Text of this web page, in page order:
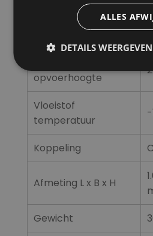
Koelmethode
opvoerhoogte
Vloeistof
temperatuur
-
Koppeling
Afmeting L x B x H
Gewicht
ALLES
DETAILS WEERGEVEN